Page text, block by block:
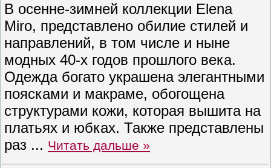
В осенне-зимней коллекции Elena
Miro, представлено обилие стилей и
направлений, в том числе и ныне
модных 40-х годов прошлого века.
Одежда богато украшена элегантными
поясками и макраме, обогощена
структурами кожи, которая вышита на
платьях и юбках. Также представлены
раз ... Читать дальше »